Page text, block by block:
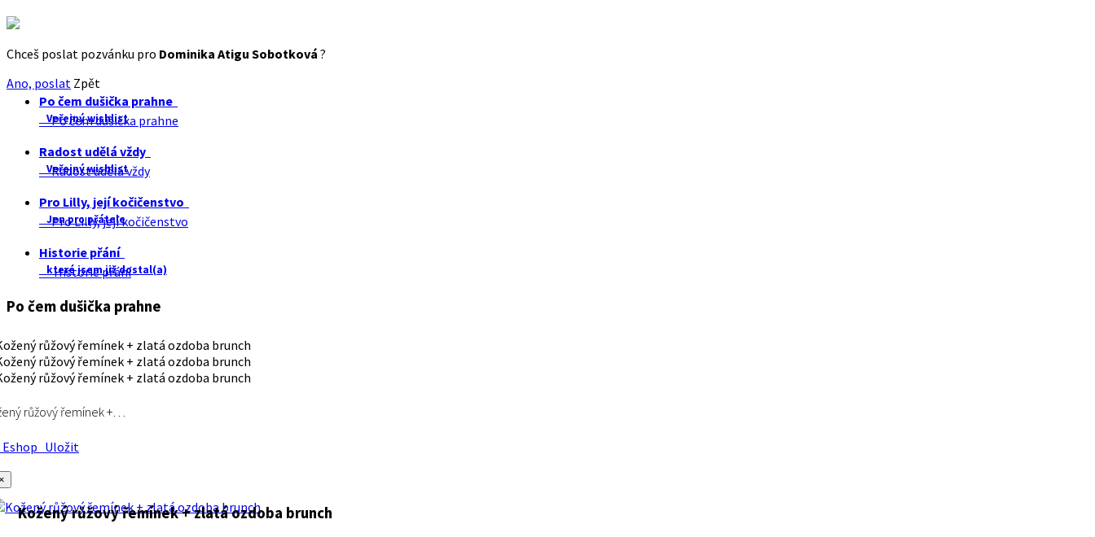
Chceš poslat pozvánku pro Dominika Atigu Sobotková ?
Ano, poslat Zpět
Po čem dušička prahne
Veřejný wishlist
Po čem dušička prahne
Radost udělá vždy
Veřejný wishlist
Radost udělá vždy
Pro Lilly, její kočičenstvo
Jen pro přátele
Pro Lilly, její kočičenstvo
Historie přání
které jsem již dostal(a)
Historie přání
Po čem dušička prahne
růžový řemínek +…
Uložit
Kožený růžový řemínek + zlatá ozdoba brunch